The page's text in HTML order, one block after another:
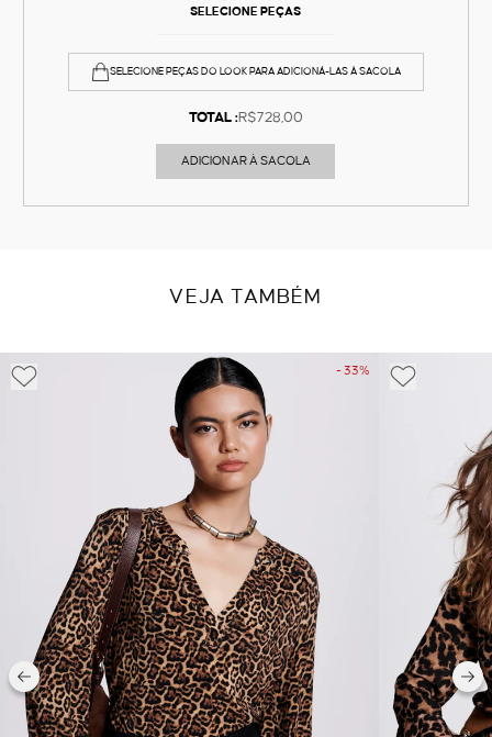
SELECIONE PEÇAS
SELECIONE PEÇAS DO LOOK PARA ADICIONÁ-LAS À SACOLA
TOTAL :R$728,00
ADICIONAR À SACOLA
VEJA TAMBÉM
- 33%